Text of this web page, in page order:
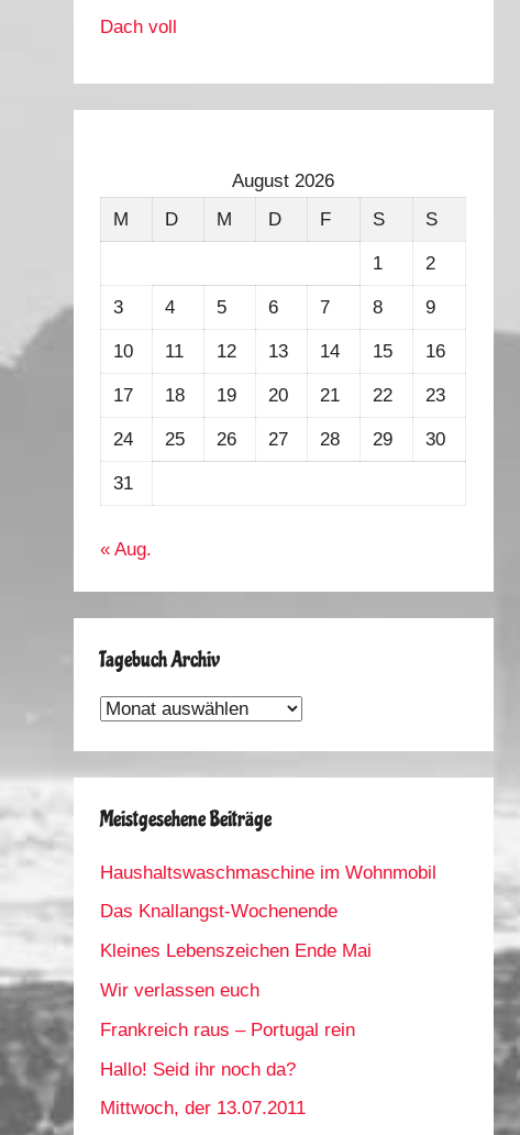
Dach voll
August 2026
M
D M D F S S
1 2
3 4 5 6 7 8 9
10 11 12 13 14 15 16
17 18 19 20 21 22 23
24 25 26 27 28 29 30
31
« Aug.
Tagebuch Archiv
Tagebuch
Meistgesehene Beiträge
Haushaltswaschmaschine im Wohnmobil
Das Knallangst-Wochenende
Kleines Lebenszeichen Ende Mai
Wir verlassen euch
Frankreich raus – Portugal rein
Hallo! Seid ihr noch da?
Mittwoch, der 13.07.2011